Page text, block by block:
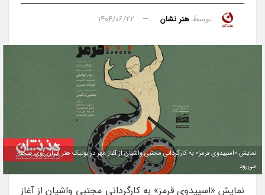
توسط هنر نشان ۱۴۰۴/۰۶/۲۲
نمایش «اسپیدوی قرمز» به کارگردانی مجتبی واشیان از آغاز مهر در بوتیک هنر ایران روی صحنه
می‌رود.
نمایش «اسپیدوی قرمز» به کارگردانی مجتبی واشیان از آغاز